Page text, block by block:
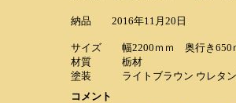
納品 2016年11月20日
サイズ 幅2200ｍｍ 奥行き650
材質 栃材
塗装 ライトブラウン ウレタン
コメント